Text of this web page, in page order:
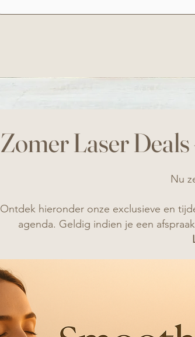
Zomer Laser
Nu
Ontdek hieronder onze exclusieve en
agenda. Geldig indien je een